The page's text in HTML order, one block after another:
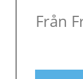
Från